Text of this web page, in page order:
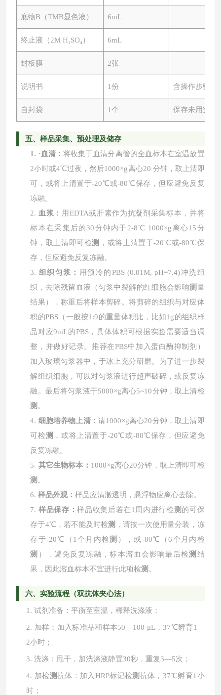
底物B（TMB显色液） 6mL
终止液（2M H₂SO₄） 6mL
封板膜 2张
说明书 1份 含操作步骤及
自封袋 1个 保存未用完板
五、样品采集、预处理及储存
1. ·血清： 将收集于血清分离管的全血标本在室温放置
2小时或4℃过夜，然后1000×g离心20 分钟，取上清即
可，或将上清置于-20℃或-80℃保存，但应避免反复
冻融。
2. 血浆： 用 EDTA或肝素作为抗凝剂采集标本，并将
标本在采集后的30分钟内于2-8℃ 1000×g离心15分
钟，取上清即可检测
，或将上清置于-20℃或-80℃保
存，但应避免反复冻融。
3. 组织匀浆： 用预冷的PBS (0.01M, pH=7.4)冲洗组
织，去除残留血液（匀浆中裂解的红细胞会影响测 量
结果），称重后将样本剪碎。将剪碎的组织与对应体
积的PBS（一般按1:9的重量体积比，比如1g的组织样
品对应9mL的PBS，具体体积可根据实验需要适当调
整，并做好记录。推荐在PBS中加入蛋白酶抑制剂）
加入玻璃匀浆器中，于冰上充分研磨。为了进一步裂
解组织细胞，可以对匀浆液进行超声破碎，或反复冻
融。最后将匀浆液于5000×g离心5~10分钟，取上清检
测 。
4. 细胞培养物上清： 请1000×g离心20分钟，取上清即
可检测
，或将上清置于-20℃或-80℃保存，但应避免
反复冻融。
5. 其它生物标本： 1000×g离心20分钟，取上清即可检
测 。
6.样品外观：样品应清澈透明，悬浮物应离心去除。
7.样品保存：样品收集后若在1周内进行检测 的可保
存于4℃，若不能及时检测
，请按一次使用量分装，冻
存于-20℃（1个月内检测 ），或-80℃（6个月内检
测 ），避免反复冻融，标本溶血会影响最后检测 结
果，因此溶血标本不宜进行此项检测 。
六、实验流程（双抗体夹心法）
1.试剂准备：平衡至室温，稀释洗涤液；
2. 加样：加入标准品和样本50—100 μL，37℃孵育1—
2小时；
3.洗涤：甩干，加洗涤液静置30秒，重复3—5次；
4. 加检测抗体：加入 HRP标记检测 抗体，37℃孵育1小
时；